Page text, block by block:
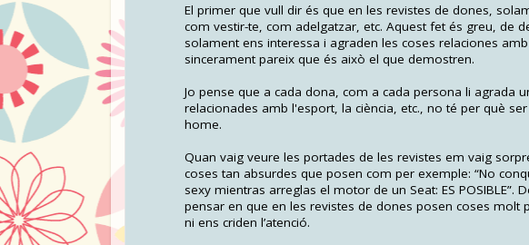
El primer que vull dir és que en les revistes de dones,
com vestir-te, com adelgatzar, etc. Aquest fet és greu, de
solament ens interessa i agraden les coses relaciones
sincerament pareix que és això el que demostren.
Jo pense que a cada dona, com a cada persona li agrada
relacionades amb l'esport, la ciència, etc., no té per què
home.
Quan vaig veure les portades de les revistes em vaig
coses tan absurdes que posen com per exemple: “No
sexy mientras arreglas el motor de un Seat: ES
pensar en que en les revistes de dones posen coses molt
ni ens criden l’atenció.